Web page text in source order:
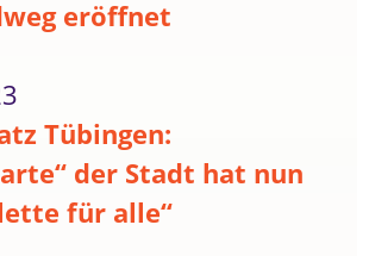
eröffnet
Tübingen:
der Stadt hat nun
für alle“